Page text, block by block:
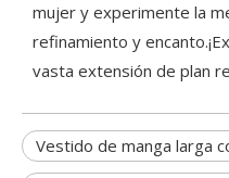
mujer y experimente la
refinamiento y
vasta extensión de plan
Vestido de manga larga